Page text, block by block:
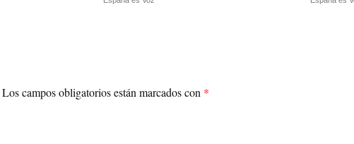
Los campos obligatorios están marcados con *